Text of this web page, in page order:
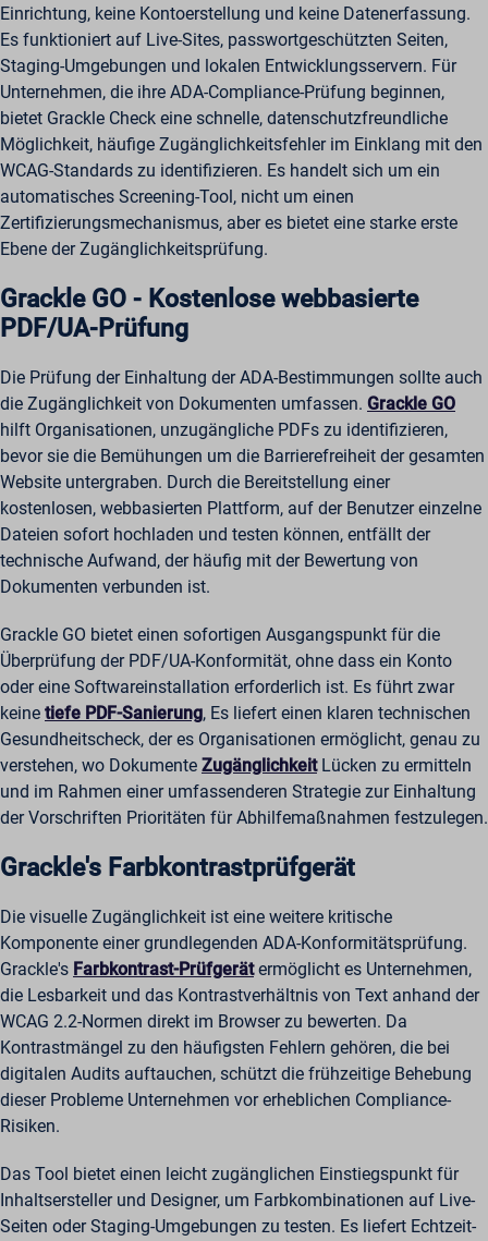
Einrichtung, keine Kontoerstellung und keine Datenerfassung.
Es funktioniert auf Live-Sites, passwortgeschützten Seiten,
Staging-Umgebungen und lokalen Entwicklungsservern. Für
Unternehmen, die ihre ADA-Compliance-Prüfung beginnen,
bietet Grackle Check eine schnelle, datenschutzfreundliche
Möglichkeit, häufige Zugänglichkeitsfehler im Einklang mit den
WCAG-Standards zu identifizieren. Es handelt sich um ein
automatisches Screening-Tool, nicht um einen
Zertifizierungsmechanismus, aber es bietet eine starke erste
Ebene der Zugänglichkeitsprüfung.
Grackle GO - Kostenlose webbasierte
PDF/UA-Prüfung
Die Prüfung der Einhaltung der ADA-Bestimmungen sollte auch
die Zugänglichkeit von Dokumenten umfassen. Grackle GO
hilft Organisationen, unzugängliche PDFs zu identifizieren,
bevor sie die Bemühungen um die Barrierefreiheit der gesamten
Website untergraben. Durch die Bereitstellung einer
kostenlosen, webbasierten Plattform, auf der Benutzer einzelne
Dateien sofort hochladen und testen können, entfällt der
technische Aufwand, der häufig mit der Bewertung von
Dokumenten verbunden ist.
Grackle GO bietet einen sofortigen Ausgangspunkt für die
Überprüfung der PDF/UA-Konformität, ohne dass ein Konto
oder eine Softwareinstallation erforderlich ist. Es führt zwar
keine tiefe PDF-Sanierung, Es liefert einen klaren technischen
Gesundheitscheck, der es Organisationen ermöglicht, genau zu
verstehen, wo Dokumente ZugänglichkeitLücken zu ermitteln
und im Rahmen einer umfassenderen Strategie zur Einhaltung
der Vorschriften Prioritäten für Abhilfemaßnahmen festzulegen.
Grackle's Farbkontrastprüfgerät
Die visuelle Zugänglichkeit ist eine weitere kritische
Komponente einer grundlegenden ADA-Konformitätsprüfung.
Grackle's Farbkontrast-Prüfgerätermöglicht es Unternehmen,
die Lesbarkeit und das Kontrastverhältnis von Text anhand der
WCAG 2.2-Normen direkt im Browser zu bewerten. Da
Kontrastmängel zu den häufigsten Fehlern gehören, die bei
digitalen Audits auftauchen, schützt die frühzeitige Behebung
dieser Probleme Unternehmen vor erheblichen Compliance-
Risiken.
Das Tool bietet einen leicht zugänglichen Einstiegspunkt für
Inhaltsersteller und Designer, um Farbkombinationen auf Live-
Seiten oder Staging-Umgebungen zu testen. Es liefert Echtzeit-